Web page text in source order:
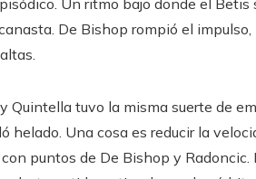
Un ritmo bajo donde el Betis
De Bishop rompió el
Quintella tuvo la misma suerte de
helado. Una cosa es reducir la
puntos de De Bishop y